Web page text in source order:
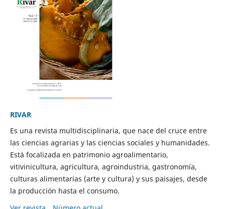
RIVAR
Es una revista multidisciplinaria, que nace del cruce entre
las ciencias agrarias y las ciencias sociales y humanidades.
Está focalizada en patrimonio agroalimentario,
vitivinicultura, agricultura, agroindustria, gastronomía,
culturas alimentarias (arte y cultura) y sus paisajes, desde
la producción hasta el consumo.